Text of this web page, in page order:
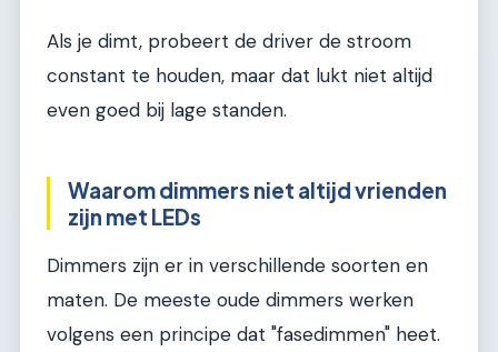
Als je dimt, probeert de driver de stroom
constant te houden, maar dat lukt niet altijd
even goed bij lage standen.
Waarom dimmers niet altijd vrienden
zijn met LEDs
Dimmers zijn er in verschillende soorten en
maten. De meeste oude dimmers werken
volgens een principe dat "fasedimmen" heet.